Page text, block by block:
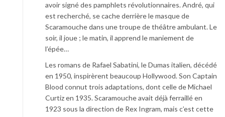
avoir signé des pamphlets révolutionnaires. André, qui
est recherché, se cache derrière le masque de
Scaramouche dans une troupe de théâtre ambulant. Le
soir, il joue ; le matin, il apprend le maniement de
l’épée…
Les romans de Rafael Sabatini, le ­Dumas italien, décédé
en 1950, inspirèrent beaucoup Hollywood. Son Captain
Blood connut trois adaptations, dont celle de ­Michael
Curtiz en 1935. Scaramouche avait déjà ferraillé en
1923 sous la direction de Rex Ingram, mais c’est cette